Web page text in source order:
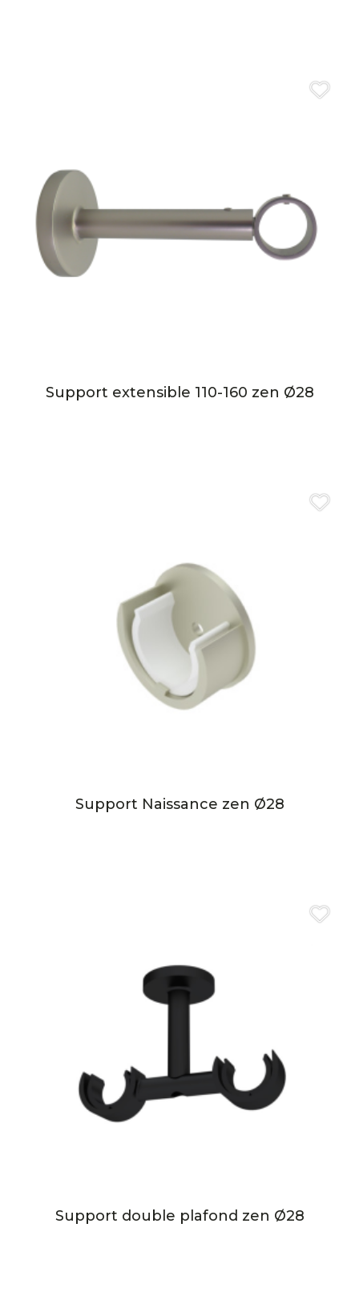
Support extensible 110-160 zen Ø28
Support Naissance zen Ø28
Support double plafond zen Ø28